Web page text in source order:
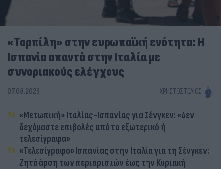
«Τορπίλη» στην ευρωπαϊκή ενότητα: Η
Ισπανία απαντά στην Ιταλία με
συνοριακούς ελέγχους
07.08.2026 ΧΡΉΣΤΟΣ ΤΈΛΙΟΣ
«Μετωπική» Ιταλίας-Ισπανίας για Σένγκεν: «Δεν
δεχόμαστε επιβολές από το εξωτερικό ή
τελεσίγραφα»
«Τελεσίγραφο» Ισπανίας στην Ιταλία για τη Σένγκεν:
Ζητά άρση των περιορισμών έως την Κυριακή